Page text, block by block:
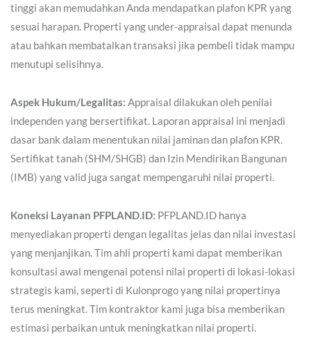
tinggi akan memudahkan Anda mendapatkan plafon KPR yang
sesuai harapan. Properti yang under-appraisal dapat menunda
atau bahkan membatalkan transaksi jika pembeli tidak mampu
menutupi selisihnya.
Aspek Hukum/Legalitas: Appraisal dilakukan oleh penilai
independen yang bersertifikat. Laporan appraisal ini menjadi
dasar bank dalam menentukan nilai jaminan dan plafon KPR.
Sertifikat tanah (SHM/SHGB) dan Izin Mendirikan Bangunan
(IMB) yang valid juga sangat mempengaruhi nilai properti.
Koneksi Layanan PFPLAND.ID: PFPLAND.ID hanya
menyediakan properti dengan legalitas jelas dan nilai investasi
yang menjanjikan. Tim ahli properti kami dapat memberikan
konsultasi awal mengenai potensi nilai properti di lokasi-lokasi
strategis kami, seperti di Kulonprogo yang nilai propertinya
terus meningkat. Tim kontraktor kami juga bisa memberikan
estimasi perbaikan untuk meningkatkan nilai properti.